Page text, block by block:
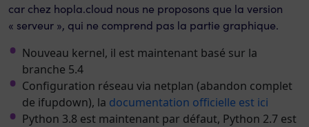
car chez hopla.cloud nous ne proposons que la version
« serveur », qui ne comprend pas la partie graphique.
Nouveau kernel, il est maintenant basé sur la
branche 5.4
Configuration réseau via netplan (abandon complet
de ifupdown), la documentation officielle est ici
Python 3.8 est maintenant par défaut, Python 2.7 est